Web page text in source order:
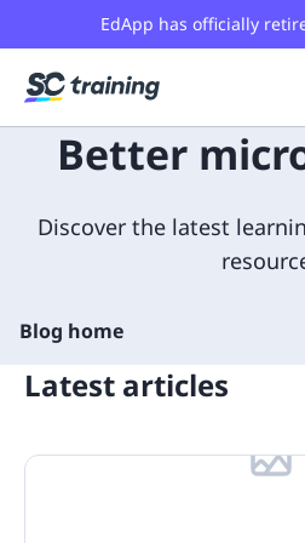
EdApp has officially
Better
Discover the latest
Blog home
Latest articles